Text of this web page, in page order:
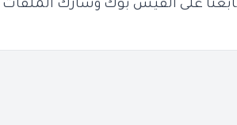
على الفيس بوك وشارك